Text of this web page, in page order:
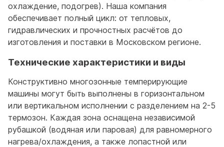
охлаждение, подогрев). Наша компания
обеспечивает полный цикл: от тепловых,
гидравлических и прочностных расчётов до
изготовления и поставки в Московском регионе.
Технические характеристики и виды
Конструктивно многозонные темперирующие
машины могут быть выполнены в горизонтальном
или вертикальном исполнении с разделением на 2-5
термозон. Каждая зона оснащена независимой
рубашкой (водяная или паровая) для равномерного
нагрева/охлаждения, а также лопастной или